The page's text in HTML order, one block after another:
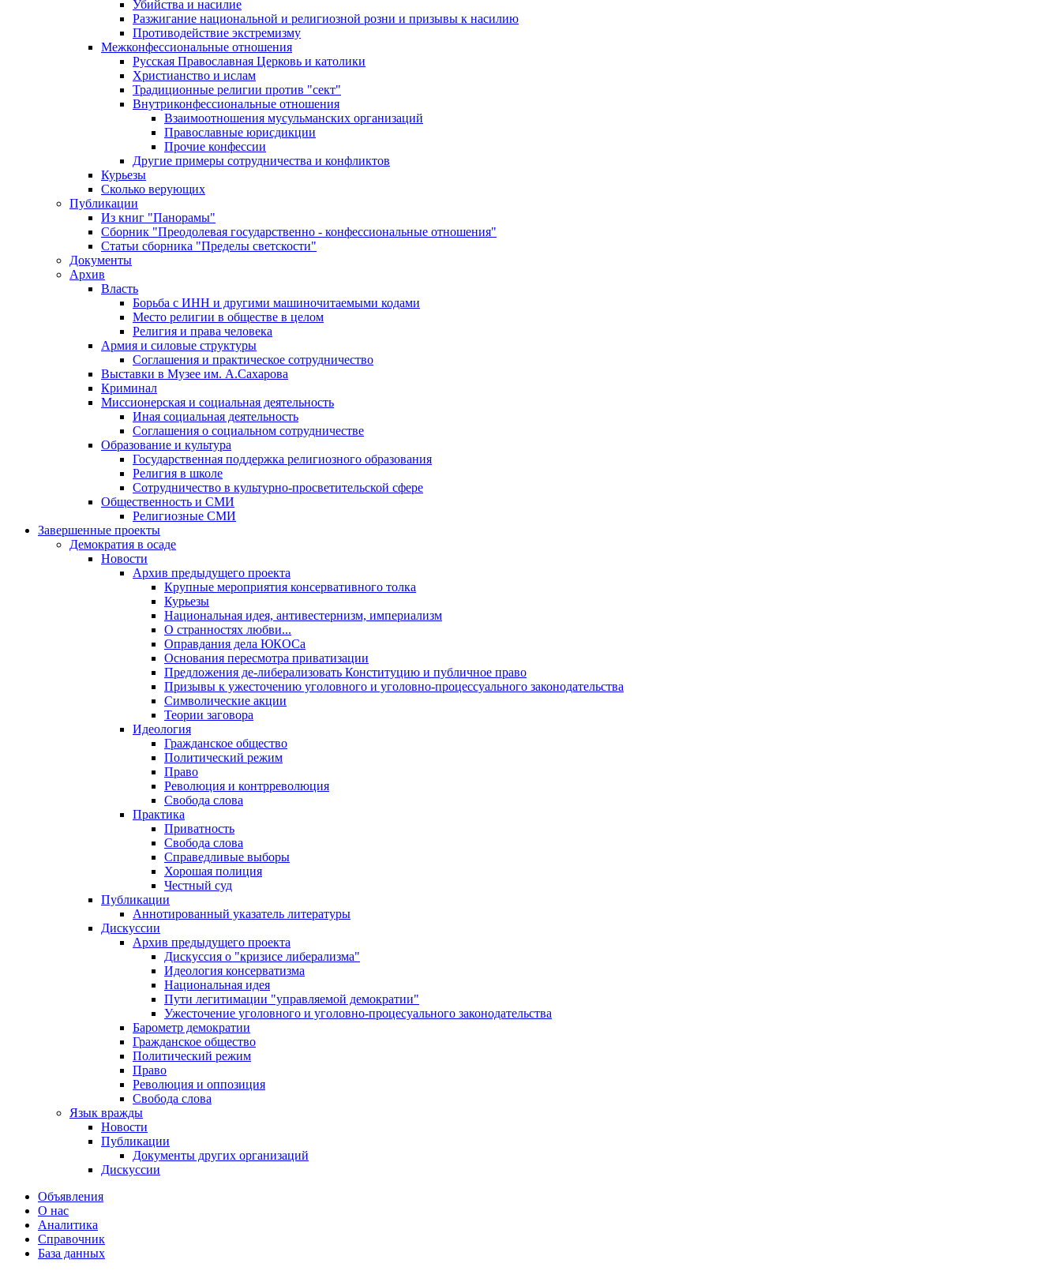
Убийства и насилие
Разжигание национальной и религиозной розни и призывы к насилию
Противодействие экстремизму
Межконфессиональные отношения
Русская Православная Церковь и католики
Христианство и ислам
Традиционные религии против "сект"
Внутриконфессиональные отношения
Взаимоотношения мусульманских организаций
Православные юрисдикции
Прочие конфессии
Другие примеры сотрудничества и конфликтов
Курьезы
Сколько верующих
Публикации
Из книг "Панорамы"
Сборник "Преодолевая государственно - конфессиональные отношения"
Статьи сборника "Пределы светскости"
Документы
Архив
Власть
Борьба с ИНН и другими машиночитаемыми кодами
Место религии в обществе в целом
Религия и права человека
Армия и силовые структуры
Соглашения и практическое сотрудничество
Выставки в Музее им. А.Сахарова
Криминал
Миссионерская и социальная деятельность
Иная социальная деятельность
Соглашения о социальном сотрудничестве
Образование и культура
Государственная поддержка религиозного образования
Религия в школе
Сотрудничество в культурно-просветительской сфере
Общественность и СМИ
Религиозные СМИ
Завершенные проекты
Демократия в осаде
Новости
Архив предыдущего проекта
Крупные мероприятия консервативного толка
Курьезы
Национальная идея, антивестернизм, империализм
О странностях любви...
Оправдания дела ЮКОСа
Основания пересмотра приватизации
Предложения де-либерализовать Конституцию и публичное право
Призывы к ужесточению уголовного и уголовно-процессуального законодательства
Символические акции
Теории заговора
Идеология
Гражданское общество
Политический режим
Право
Революция и контрреволюция
Свобода слова
Практика
Приватность
Свобода слова
Справедливые выборы
Хорошая полиция
Честный суд
Публикации
Аннотированный указатель литературы
Дискуссии
Архив предыдущего проекта
Дискуссия о "кризисе либерализма"
Идеология консерватизма
Национальная идея
Пути легитимации "управляемой демократии"
Ужесточение уголовного и уголовно-процесуального законодательства
Барометр демократии
Гражданское общество
Политический режим
Право
Революция и оппозиция
Свобода слова
Язык вражды
Новости
Публикации
Документы других организаций
Дискуссии
Объявления
О нас
Аналитика
Справочник
База данных